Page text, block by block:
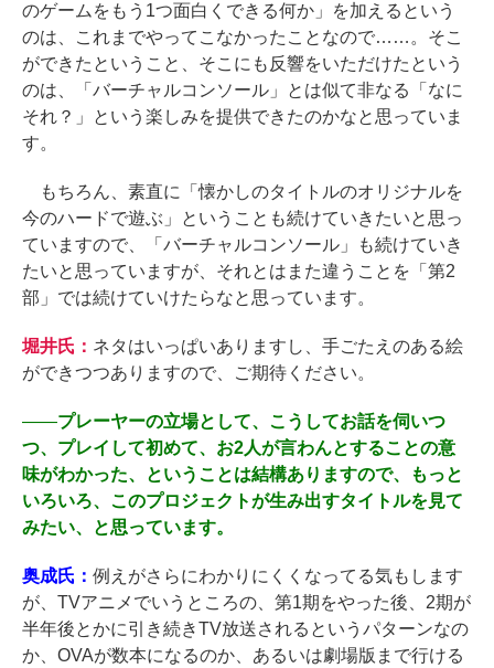
のゲームをもう1つ面白くできる何か」を加えるという
のは、これまでやってこなかったことなので……。そこ
ができたということ、そこにも反響をいただけたという
のは、「バーチャルコンソール」とは似て非なる「なに
それ？」という楽しみを提供できたのかなと思っていま
す。
もちろん、素直に「懐かしのタイトルのオリジナルを
今のハードで遊ぶ」ということも続けていきたいと思っ
ていますので、「バーチャルコンソール」も続けていき
たいと思っていますが、それとはまた違うことを「第2
部」では続けていけたらなと思っています。
堀井氏： ネタはいっぱいありますし、手ごたえのある絵
ができつつありますので、ご期待ください。
――プレーヤーの立場として、こうしてお話を伺いつ
つ、プレイして初めて、お2人が言わんとすることの意
味がわかった、ということは結構ありますので、もっと
いろいろ、このプロジェクトが生み出すタイトルを見て
みたい、と思っています。
奥成氏： 例えがさらにわかりにくくなってる気もします
が、TVアニメでいうところの、第1期をやった後、2期が
半年後とかに引き続きTV放送されるというパターンなの
か、OVAが数本になるのか、あるいは劇場版まで行ける